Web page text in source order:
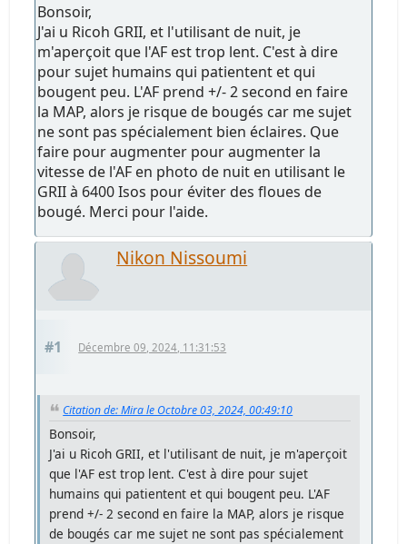
Bonsoir,
J'ai u Ricoh GRII, et l'utilisant de nuit, je
m'aperçoit que l'AF est trop lent. C'est à dire
pour sujet humains qui patientent et qui
bougent peu. L'AF prend +/- 2 second en faire
la MAP, alors je risque de bougés car me sujet
ne sont pas spécialement bien éclaires. Que
faire pour augmenter pour augmenter la
vitesse de l'AF en photo de nuit en utilisant le
GRII à 6400 Isos pour éviter des floues de
bougé. Merci pour l'aide.
Nikon Nissoumi
#1 Décembre 09, 2024, 11:31:53
Citation de: Mira le Octobre 03, 2024, 00:49:10
Bonsoir,
J'ai u Ricoh GRII, et l'utilisant de nuit, je m'aperçoit
que l'AF est trop lent. C'est à dire pour sujet
humains qui patientent et qui bougent peu. L'AF
prend +/- 2 second en faire la MAP, alors je risque
de bougés car me sujet ne sont pas spécialement